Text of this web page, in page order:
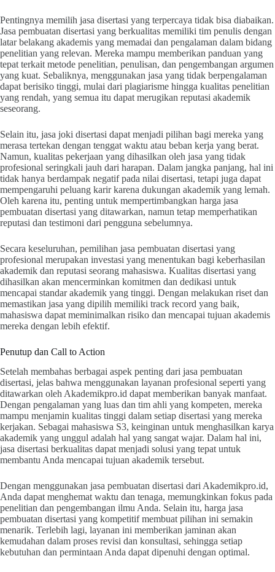
Pentingnya memilih jasa disertasi yang terpercaya tidak bisa diabaikan.
Jasa pembuatan disertasi yang berkualitas memiliki tim penulis dengan
latar belakang akademis yang memadai dan pengalaman dalam bidang
penelitian yang relevan. Mereka mampu memberikan panduan yang
tepat terkait metode penelitian, penulisan, dan pengembangan argumen
yang kuat. Sebaliknya, menggunakan jasa yang tidak berpengalaman
dapat berisiko tinggi, mulai dari plagiarisme hingga kualitas penelitian
yang rendah, yang semua itu dapat merugikan reputasi akademik
seseorang.
Selain itu, jasa joki disertasi dapat menjadi pilihan bagi mereka yang
merasa tertekan dengan tenggat waktu atau beban kerja yang berat.
Namun, kualitas pekerjaan yang dihasilkan oleh jasa yang tidak
profesional seringkali jauh dari harapan. Dalam jangka panjang, hal ini
tidak hanya berdampak negatif pada nilai disertasi, tetapi juga dapat
mempengaruhi peluang karir karena dukungan akademik yang lemah.
Oleh karena itu, penting untuk mempertimbangkan harga jasa
pembuatan disertasi yang ditawarkan, namun tetap memperhatikan
reputasi dan testimoni dari pengguna sebelumnya.
Secara keseluruhan, pemilihan jasa pembuatan disertasi yang
profesional merupakan investasi yang menentukan bagi keberhasilan
akademik dan reputasi seorang mahasiswa. Kualitas disertasi yang
dihasilkan akan mencerminkan komitmen dan dedikasi untuk
mencapai standar akademik yang tinggi. Dengan melakukan riset dan
memastikan jasa yang dipilih memiliki track record yang baik,
mahasiswa dapat meminimalkan risiko dan mencapai tujuan akademis
mereka dengan lebih efektif.
Penutup dan Call to Action
Setelah membahas berbagai aspek penting dari jasa pembuatan
disertasi, jelas bahwa menggunakan layanan profesional seperti yang
ditawarkan oleh Akademikpro.id dapat memberikan banyak manfaat.
Dengan pengalaman yang luas dan tim ahli yang kompeten, mereka
mampu menjamin kualitas tinggi dalam setiap disertasi yang mereka
kerjakan. Sebagai mahasiswa S3, keinginan untuk menghasilkan karya
akademik yang unggul adalah hal yang sangat wajar. Dalam hal ini,
jasa disertasi berkualitas dapat menjadi solusi yang tepat untuk
membantu Anda mencapai tujuan akademik tersebut.
Dengan menggunakan jasa pembuatan disertasi dari Akademikpro.id,
Anda dapat menghemat waktu dan tenaga, memungkinkan fokus pada
penelitian dan pengembangan ilmu Anda. Selain itu, harga jasa
pembuatan disertasi yang kompetitif membuat pilihan ini semakin
menarik. Terlebih lagi, layanan ini memberikan jaminan akan
kemudahan dalam proses revisi dan konsultasi, sehingga setiap
kebutuhan dan permintaan Anda dapat dipenuhi dengan optimal.